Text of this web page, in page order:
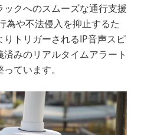
クへのスムーズな通行支援
為や不法侵入を抑止するた
トリガーされるIP音声スピ
みのリアルタイムアラート
ています。